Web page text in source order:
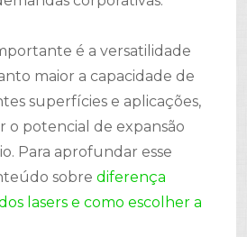
é a versatilidade
maior a capacidade de
superfícies e aplicações,
o potencial de expansão
Para aprofundar esse
sobre diferença
lasers e como escolher a